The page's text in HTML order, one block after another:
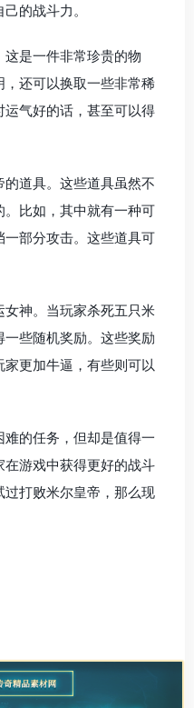
的战斗力。
是一件非常珍贵的物
还可以换取一些非常稀
气好的话，甚至可以得
道具。这些道具虽然不
比如，其中就有一种可
部分攻击。这些道具可
神。当玩家杀死五只米
些随机奖励。这些奖励
更加牛逼，有些则可以
的任务，但却是值得一
游戏中获得更好的战斗
打败米尔皇帝，那么现